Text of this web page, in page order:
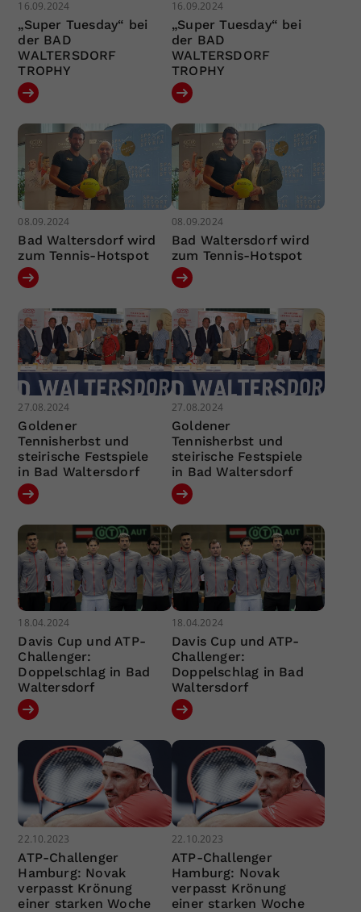
16.09.2024
„Super Tuesday“ bei
der BAD
WALTERSDORF
TROPHY
16.09.2024
„Super Tuesday“ bei
der BAD
WALTERSDORF
TROPHY
08.09.2024
Bad Waltersdorf wird
zum Tennis-Hotspot
08.09.2024
Bad Waltersdorf wird
zum Tennis-Hotspot
27.08.2024
Goldener
Tennisherbst und
steirische Festspiele
in Bad Waltersdorf
27.08.2024
Goldener
Tennisherbst und
steirische Festspiele
in Bad Waltersdorf
18.04.2024
Davis Cup und ATP-
Challenger:
Doppelschlag in Bad
Waltersdorf
18.04.2024
Davis Cup und ATP-
Challenger:
Doppelschlag in Bad
Waltersdorf
22.10.2023
ATP-Challenger
Hamburg: Novak
verpasst Krönung
einer starken Woche
22.10.2023
ATP-Challenger
Hamburg: Novak
verpasst Krönung
einer starken Woche